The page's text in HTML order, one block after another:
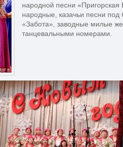
народной песни
народные, казачьи песни
«Забота», заводные милые
танцевальными номерами.